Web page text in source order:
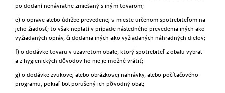
po dodaní nenávratne zmiešaný s iným tovarom;
e) o oprave alebo údržbe prevedenej v mieste určenom spotrebiteľom na
jeho žiadosť; to však neplatí v prípade následného prevedenia iných ako
vyžiadaných opráv, či dodania iných ako vyžiadaných náhradných dielov;
f) o dodávke tovaru v uzavretom obale, ktorý spotrebiteľ z obalu vybral
a z hygienických dôvodov ho nie je možné vrátiť;
g) o dodávke zvukovej alebo obrázkovej nahrávky, alebo počítačového
programu, pokiaľ bol porušený ich pôvodný obal;